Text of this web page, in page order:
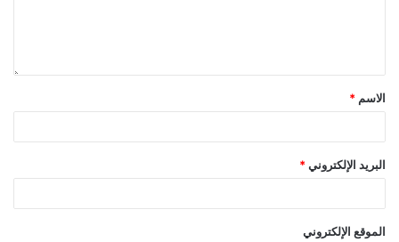
الاسم *
البريد الإلكتروني *
الموقع الإلكتروني